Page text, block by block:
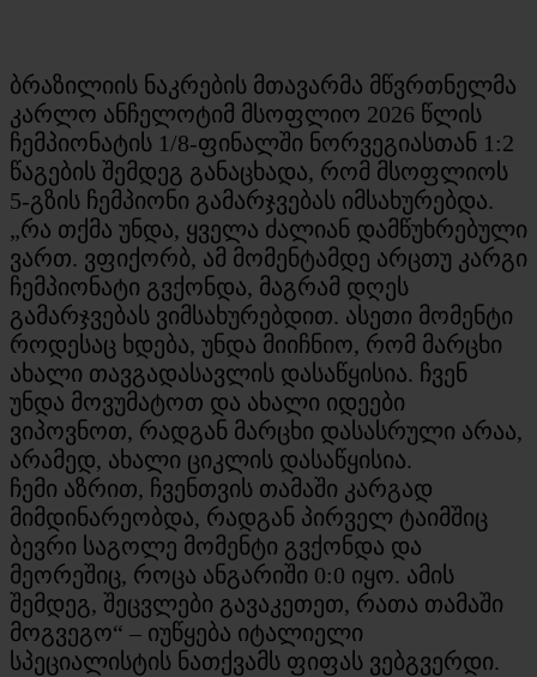
ბრაზილიის ნაკრების მთავარმა მწვრთნელმა
კარლო ანჩელოტიმ მსოფლიო 2026 წლის
ჩემპიონატის 1/8-ფინალში ნორვეგიასთან 1:2
წაგების შემდეგ განაცხადა, რომ მსოფლიოს
5-გზის ჩემპიონი გამარჯვებას იმსახურებდა.
„რა თქმა უნდა, ყველა ძალიან დამწუხრებული
ვართ. ვფიქორბ, ამ მომენტამდე არცთუ კარგი
ჩემპიონატი გვქონდა, მაგრამ დღეს
გამარჯვებას ვიმსახურებდით. ასეთი მომენტი
როდესაც ხდება, უნდა მიიჩნიო, რომ მარცხი
ახალი თავგადასავლის დასაწყისია. ჩვენ
უნდა მოვუმატოთ და ახალი იდეები
ვიპოვნოთ, რადგან მარცხი დასასრული არაა,
არამედ, ახალი ციკლის დასაწყისია.
ჩემი აზრით, ჩვენთვის თამაში კარგად
მიმდინარეობდა, რადგან პირველ ტაიმშიც
ბევრი საგოლე მომენტი გვქონდა და
მეორეშიც, როცა ანგარიში 0:0 იყო. ამის
შემდეგ, შეცვლები გავაკეთეთ, რათა თამაში
მოგვეგო“ – იუწყება იტალიელი
სპეციალისტის ნათქვამს ფიფას ვებგვერდი.